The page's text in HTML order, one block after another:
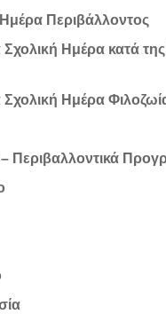
Περιβάλλοντος
Σχολική Ημέρα κατά
Σχολική Ημέρα
– Περιβαλλοντικά